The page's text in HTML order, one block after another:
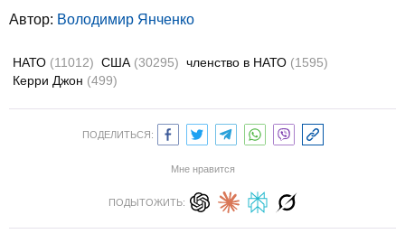
Автор: Володимир Янченко
НАТО (11012) США (30295) членство в НАТО (1595)
Керри Джон (499)
ПОДЕЛИТЬСЯ:
Мне нравится
ПОДЫТОЖИТЬ: